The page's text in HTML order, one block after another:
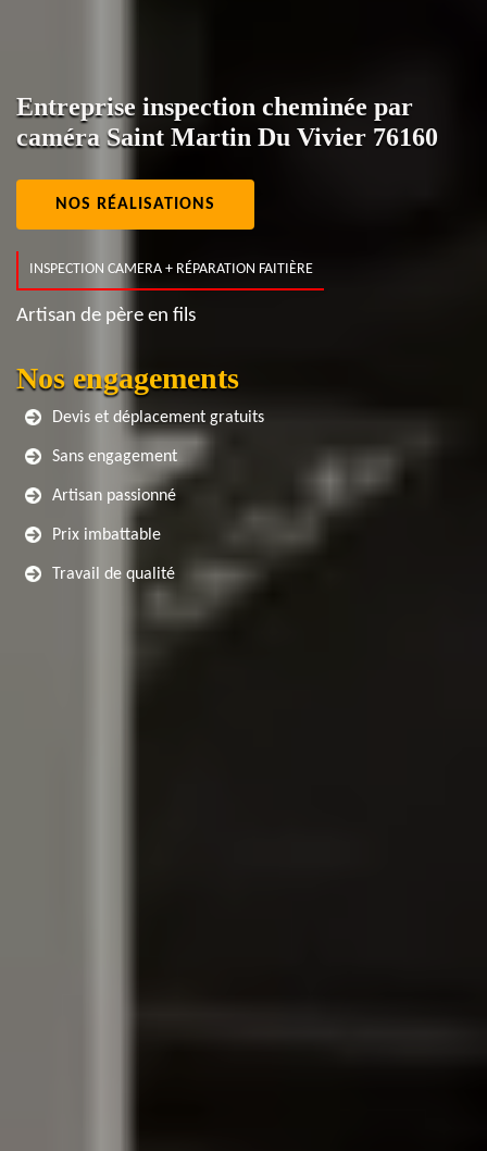
Entreprise inspection cheminée par
caméra Saint Martin Du Vivier 76160
NOS RÉALISATIONS
INSPECTION CAMERA + RÉPARATION FAITIÈRE
Artisan de père en fils
Nos engagements
Devis et déplacement gratuits
Sans engagement
Artisan passionné
Prix imbattable
Travail de qualité